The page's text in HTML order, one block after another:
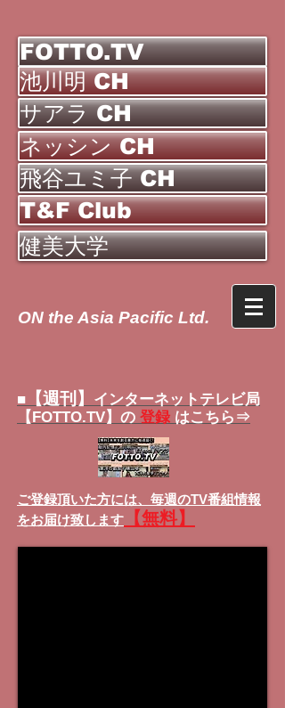
FOTTO.TV
池川明 CH
サアラ CH
ネッシン CH
飛谷ユミ子 CH
T&F Club
健美大学
ON the Asia Pacific Ltd.
■ 【週刊】
インターネットテレビ局
【FOTTO.TV】の 登録 はこちら⇒
ご登録頂いた方には、 毎週のTV番組情報
をお届け致します
【無料】